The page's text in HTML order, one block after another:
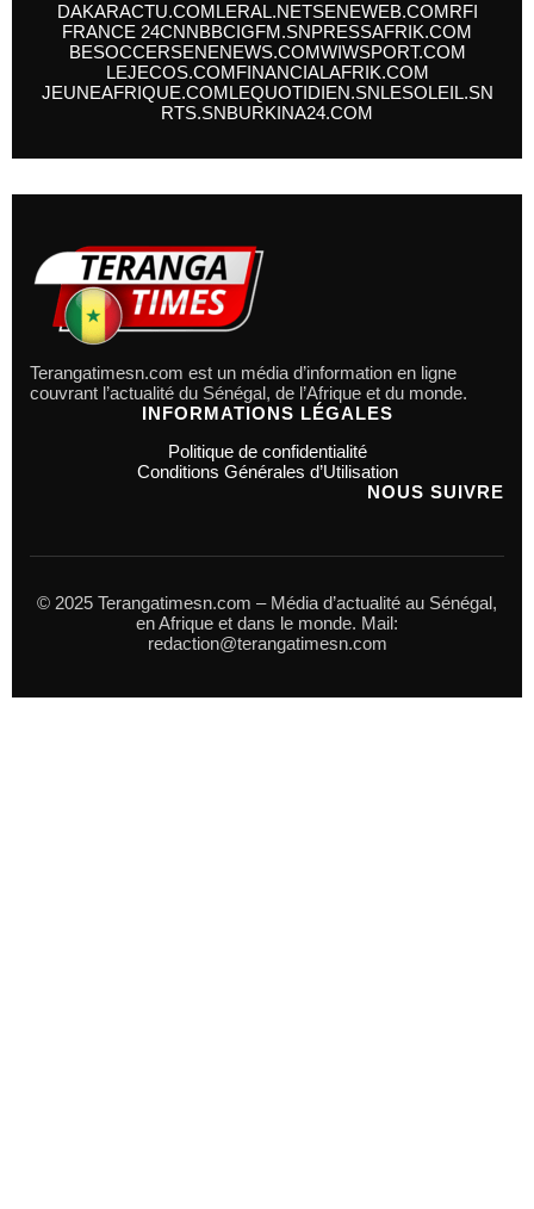
DAKARACTU.COMLERAL.NETSENEWEB.COMRFI
FRANCE 24CNNBBCIGFM.SNPRESSAFRIK.COM
BESOCCERSENENEWS.COMWIWSPORT.COM
LEJECOS.COMFINANCIALAFRIK.COM
JEUNEAFRIQUE.COMLEQUOTIDIEN.SNLESOLEIL.SN
RTS.SNBURKINA24.COM
Terangatimesn.com est un média d’information en ligne
couvrant l’actualité du Sénégal, de l’Afrique et du monde.
INFORMATIONS LÉGALES
Politique de confidentialité
Conditions Générales d’Utilisation
NOUS SUIVRE
© 2025 Terangatimesn.com – Média d’actualité au Sénégal,
en Afrique et dans le monde. Mail:
redaction@terangatimesn.com